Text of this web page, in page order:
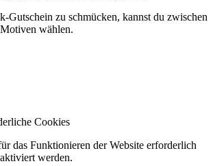
Gutschein zu schmücken, kannst du zwischen
wählen.
Cookies
das Funktionieren der Website erforderlich
werden.